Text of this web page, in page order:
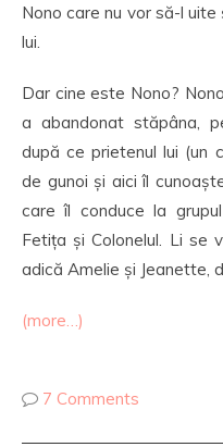
Nono care nu vor să-l
lui.
Dar cine este Nono?
a abandonat stăpâna,
după ce prietenul lui (un
de gunoi și aici îl
care îl conduce la
Fetița și Colonelul. Li se
adică Amelie și Jeanette,
(more…)
7 Comments